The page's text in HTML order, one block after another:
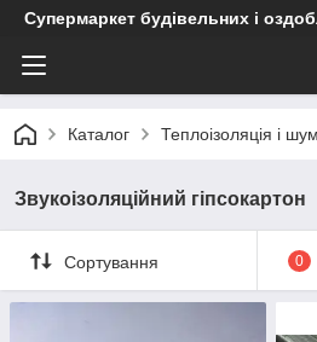
Супермаркет будівельних і
Каталог Теплоізоляція і
Звукоізоляційний гіпсокартон
Сортування 0